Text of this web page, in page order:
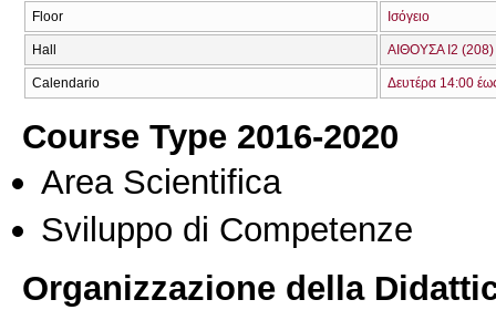
Floor Ισόγειο
Hall ΑΙΘΟΥΣΑ Ι2 (208)
Calendario Δευτέρα 14:00
Course Type 2016-2020
Area Scientifica
Sviluppo di Competenze
Organizzazione della